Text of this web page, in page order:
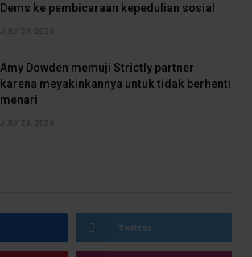
Dems ke pembicaraan kepedulian sosial
JULY 29, 2026
Amy Dowden memuji Strictly partner
karena meyakinkannya untuk tidak berhenti
menari
JULY 29, 2026
Twitter